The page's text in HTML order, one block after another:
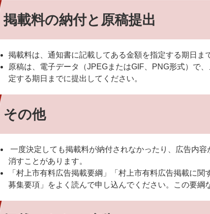
掲載料の納付と原稿提出
掲載料は、通知書に記載してある金額を指定する期日ま
原稿は、電子データ（JPEGまたはGIF、PNG形式）で
定する期日までに提出してください。
その他
一度決定しても掲載料が納付されなかったり、広告内
消すことがあります。
「村上市有料広告掲載要綱」「村上市有料広告掲載に
募集要項」をよく読んで申し込んでください。この要綱